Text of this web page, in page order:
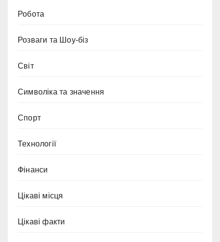
Робота
Розваги та Шоу-біз
Світ
Символіка та значення
Спорт
Технології
Фінанси
Цікаві місця
Цікаві факти